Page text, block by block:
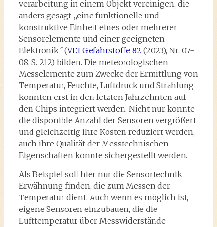
verarbeitung in einem Objekt vereinigen, die
anders gesagt „eine funktionelle und
konstruktive Einheit eines oder mehrerer
Sensorelemente und einer geeigneten
Elektronik“(VDI Gefahrstoffe 82 (2023), Nr. 07-
08, S. 212) bilden. Die meteorologischen
Messelemente zum Zwecke der Ermittlung von
Temperatur, Feuchte, Luftdruck und Strahlung
konnten erst in den letzten Jahrzehnten auf
den Chips integriert werden. Nicht nur konnte
die disponible Anzahl der Sensoren vergrößert
und gleichzeitig ihre Kosten reduziert werden,
auch ihre Qualität der Messtechnischen
Eigenschaften konnte sichergestellt werden.
Als Beispiel soll hier nur die Sensortechnik
Erwähnung finden, die zum Messen der
Temperatur dient. Auch wenn es möglich ist,
eigene Sensoren einzubauen, die die
Lufttemperatur über Messwiderstände